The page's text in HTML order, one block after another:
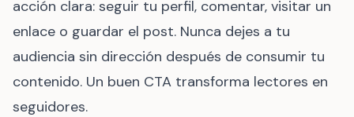
acción clara: seguir tu perfil, comentar, visitar un
enlace o guardar el post. Nunca dejes a tu
audiencia sin dirección después de consumir tu
contenido. Un buen CTA transforma lectores en
seguidores.